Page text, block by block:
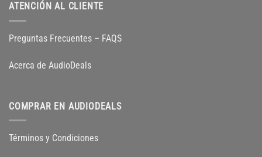
ATENCIÓN AL CLIENTE
Preguntas Frecuentes – FAQS
Acerca de AudioDeals
COMPRAR EN AUDIODEALS
Términos y Condiciones